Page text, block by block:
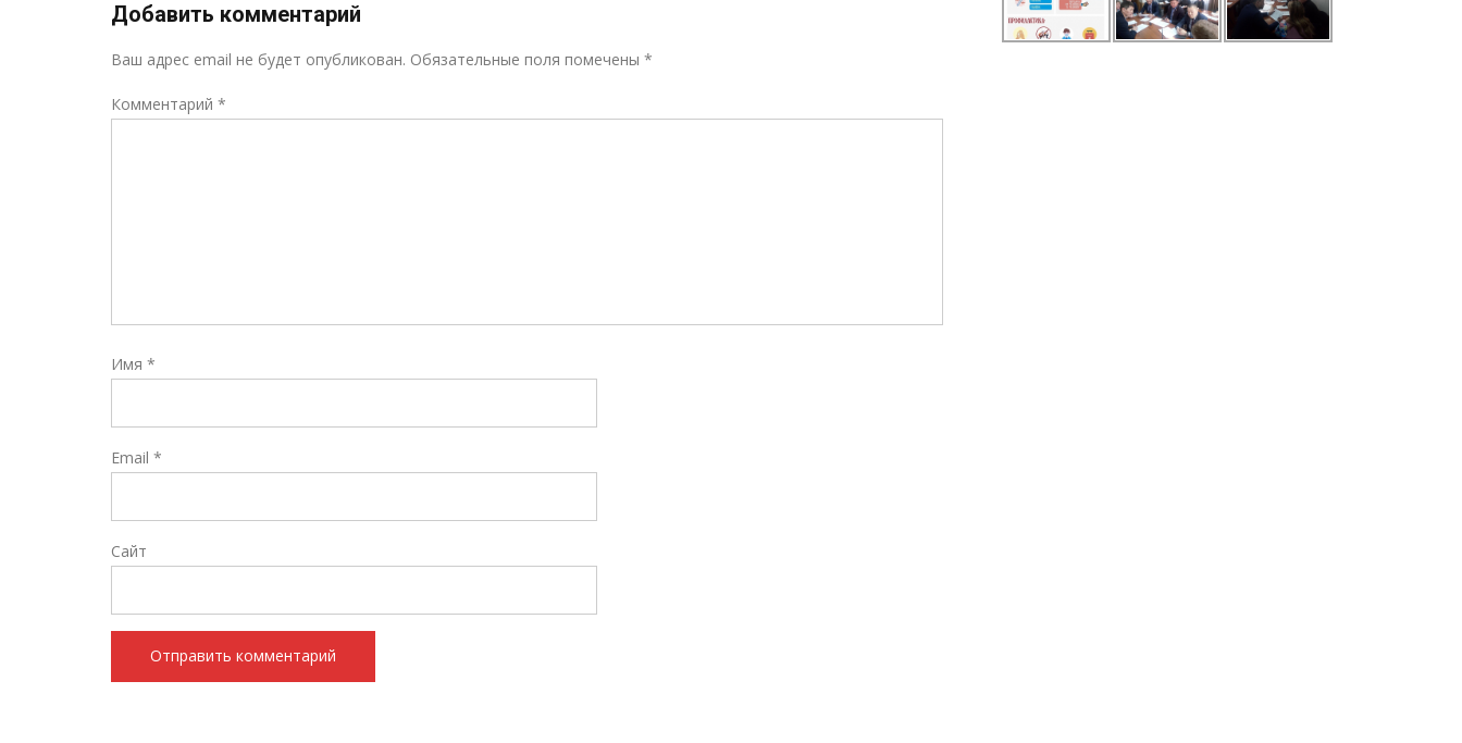
Добавить комментарий
Ваш адрес email не будет опубликован. Обязательные поля помечены *
Комментарий *
Имя *
Email *
Сайт